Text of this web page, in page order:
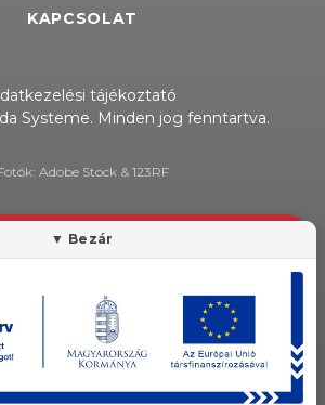
KAPCSOLAT
tájékoztató
Systeme. Minden jog fenntartva.
Adobe Stock & 123RF
FELIRATKOZÁS